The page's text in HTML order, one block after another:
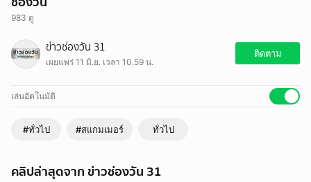
983 ดู
กรณี "วัดชื่อดัง" ใน จ.เลย บุกรุกพื้นป่าสงวนกว่า 754 ไร่ แม้ศาลฎีกามีคำ
พิพากษาแล้วก็ยังไม่ยอมย้ายออก จนทนายอนันต์ชัยต้องไปร้องตำรวจ ขณะ
ที่ทางวัดออกมาชี้แจงว่า คดียังไม่สิ้นสุดนั้น มันยังมีประเด็นที่ชาวบ้านยัง
ข่าวช่องวัน 31
เผยแพร่ 11 มิ.ย. เวลา 10.59 น.
ติดตาม
เล่นอัตโนมัติ
#ทั่วไป #สแกมเมอร์ ทั่วไป
คลิปล่าสุดจาก ข่าวช่องวัน 31